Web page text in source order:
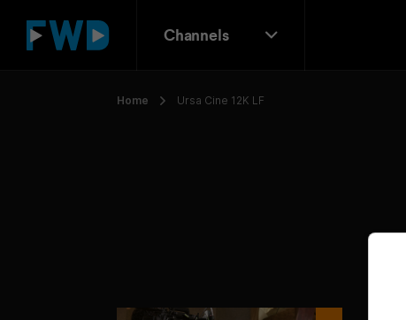
Channels
Home Ursa Cine 12K LF